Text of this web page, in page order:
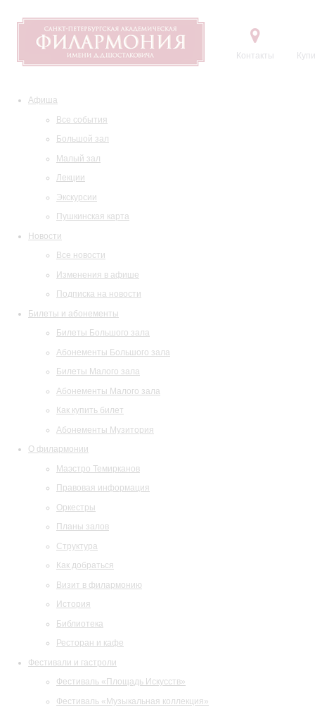
Контакты
Афиша
Все события
Большой зал
Малый зал
Лекции
Экскурсии
Пушкинская карта
Новости
Все новости
Изменения в афише
Подписка на новости
Билеты и абонементы
Билеты Большого зала
Абонементы Большого зала
Билеты Малого зала
Абонементы Малого зала
Как купить билет
Абонементы Музитория
О филармонии
Маэстро Темирканов
Правовая информация
Оркестры
Планы залов
Структура
Как добраться
Визит в филармонию
История
Библиотека
Ресторан и кафе
Фестивали и гастроли
Фестиваль «Площадь Искусств»
Фестиваль «Музыкальная коллекция»